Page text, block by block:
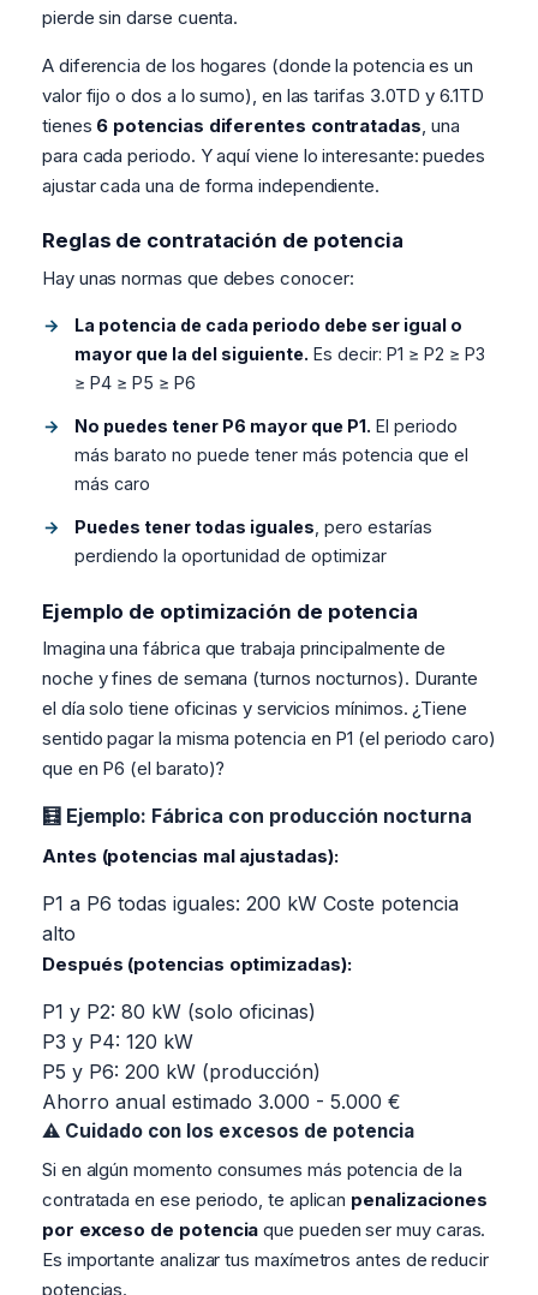
pierde sin darse cuenta.
A diferencia de los hogares (donde la potencia es un
valor fijo o dos a lo sumo), en las tarifas 3.0TD y 6.1TD
tienes 6 potencias diferentes contratadas , una
para cada periodo. Y aquí viene lo interesante: puedes
ajustar cada una de forma independiente.
Reglas de contratación de potencia
Hay unas normas que debes conocer:
La potencia de cada periodo debe ser igual o
mayor que la del siguiente. Es decir: P1 ≥ P2 ≥ P3
≥ P4 ≥ P5 ≥ P6
No puedes tener P6 mayor que P1. El periodo
más barato no puede tener más potencia que el
más caro
Puedes tener todas iguales, pero estarías
perdiendo la oportunidad de optimizar
Ejemplo de optimización de potencia
Imagina una fábrica que trabaja principalmente de
noche y fines de semana (turnos nocturnos). Durante
el día solo tiene oficinas y servicios mínimos. ¿Tiene
sentido pagar la misma potencia en P1 (el periodo caro)
que en P6 (el barato)?
🧮 Ejemplo: Fábrica con producción nocturna
Antes (potencias mal ajustadas):
P1 a P6 todas iguales: 200 kW Coste potencia
alto
Después (potencias optimizadas):
P1 y P2: 80 kW (solo oficinas)
P3 y P4: 120 kW
P5 y P6: 200 kW (producción)
Ahorro anual estimado 3.000 - 5.000 €
⚠️ Cuidado con los excesos de potencia
Si en algún momento consumes más potencia de la
contratada en ese periodo, te aplican penalizaciones
por exceso de potencia que pueden ser muy caras.
Es importante analizar tus maxímetros antes de reducir
potencias.